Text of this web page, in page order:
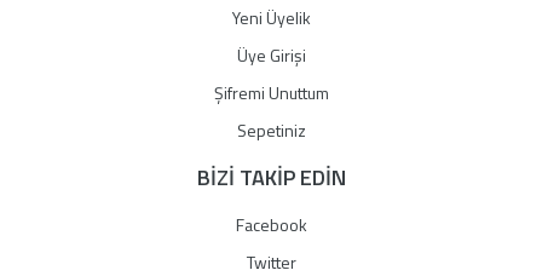
Yeni Üyelik
Üye Girişi
Şifremi Unuttum
Sepetiniz
BİZİ TAKİP EDİN
Facebook
Twitter